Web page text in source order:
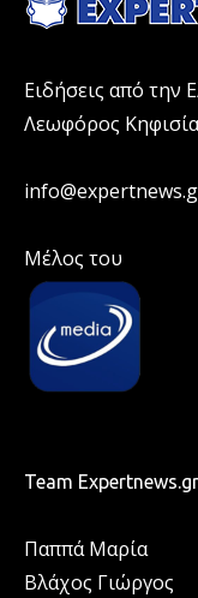
Ειδήσεις από την
Λεωφόρος
Μέλος του
Team Expertnews.gr
Παππά Μαρία
Βλάχος Γιώργος